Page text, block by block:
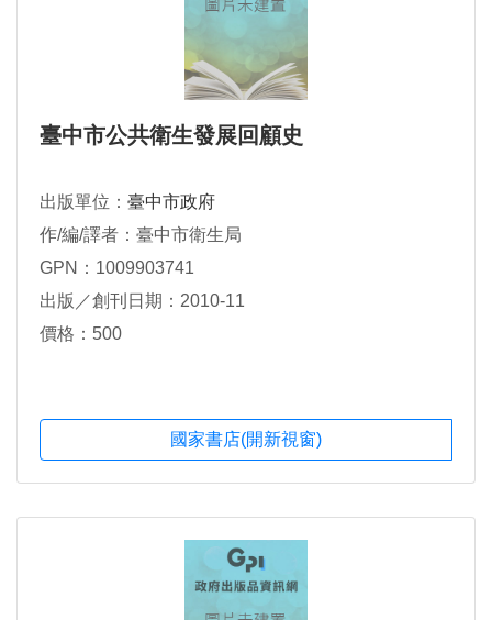
臺中市公共衛生發展回顧史
出版單位： 臺中市政府
作/編/譯者：臺中市衛生局
GPN：1009903741
出版／創刊日期：2010-11
價格：500
國家書店(開新視窗)